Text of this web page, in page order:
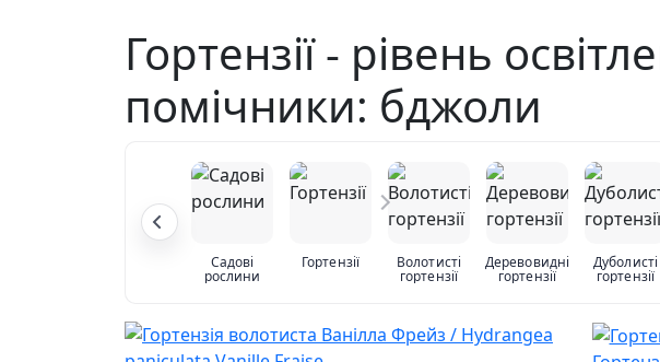
Гортензії - рівень
помічники: бджоли
Садові
рослини
Гортензії Волотисті
гортензії
Деревовидні
гортензії
Дуболисті
гортензії